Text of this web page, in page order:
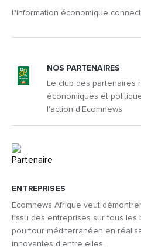
L'information économique
ENTREPRISES
Ecomnews Afrique veut
tissu des entreprises sur tous les
pourtour méditerranéen en
innovantes d’entre elles.
NOS PARTENAIRES
Le club des partenaires
économiques et
l'action d'Ecomnews